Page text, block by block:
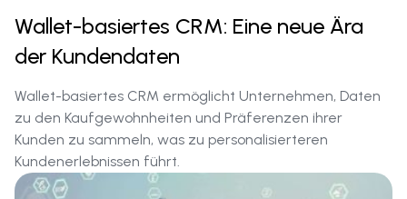
Wallet-basiertes CRM: Eine neue Ära
der Kundendaten
Wallet-basiertes CRM ermöglicht Unternehmen, Daten
zu den Kaufgewohnheiten und Präferenzen ihrer
Kunden zu sammeln, was zu personalisierteren
Kundenerlebnissen führt.